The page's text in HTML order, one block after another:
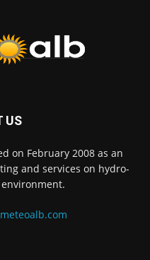
US
on February 2008 as an
and services on hydro-